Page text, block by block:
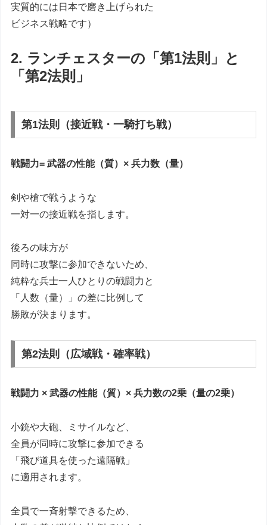
実質的には日本で磨き上げられた
ビジネス戦略です）
2. ランチェスターの「第1法則」と
「第2法則」
第1法則（接近戦・一騎打ち戦）
戦闘力= 武器の性能（質）× 兵力数（量）
剣や槍で戦うような
一対一の接近戦を指します。
後ろの味方が
同時に攻撃に参加できないため、
純粋な兵士一人ひとりの戦闘力と
「人数（量）」の差に比例して
勝敗が決まります。
第2法則（広域戦・確率戦）
戦闘力 × 武器の性能（質）× 兵力数の2乗（量の2乗）
小銃や大砲、ミサイルなど、
全員が同時に攻撃に参加できる
「飛び道具を使った遠隔戦」
に適用されます。
全員で一斉射撃できるため、